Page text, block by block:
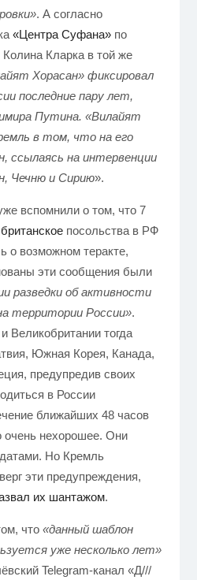
. А согласно
«Центра Суфана»по
Кларка в той же
Хорасан» фиксировал
последние пару лет,
Путина. «Вилайят
в том, что на его
ссылаясь на интервенции
Чечню и Сирию».
вспомнили о том, что 7
британскоепосольства в РФ
о возможном теракте,
эти сообщения были
разведки об активности
территории России».
тогда
Южная Корея, Канада,
предупредив своих
в России
ближайших 48 часов
очень нехорошее. Они
Но Кремль
эти предупреждения,
их шантажом.
что «данный шаблон
уже несколько лет»
Telegram-канал «Д///